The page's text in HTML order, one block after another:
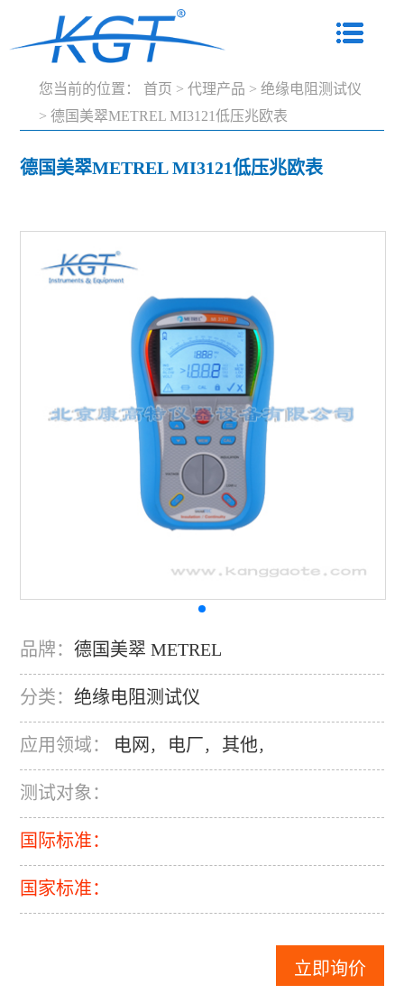
您当前的位置： 首页 > 代理产品 > 绝缘电阻测试仪
> 德国美翠METREL MI3121低压兆欧表
德国美翠METREL MI3121低压兆欧表
品牌：德国美翠 METREL
分类：绝缘电阻测试仪
应用领域： 电网 ， 电厂， 其他，
测试对象：
国际标准：
国家标准：
立即询价